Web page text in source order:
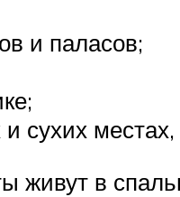
и паласов;
сухих
живут в